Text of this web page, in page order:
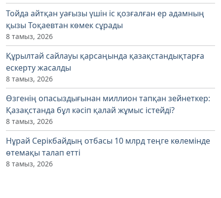
Тойда айтқан уағызы үшін іс қозғалған ер адамның
қызы Тоқаевтан көмек сұрады
8 тамыз, 2026
Құрылтай сайлауы қарсаңында қазақстандықтарға
ескерту жасалды
8 тамыз, 2026
Өзгенің опасыздығынан миллион тапқан зейнеткер:
Қазақстанда бұл кәсіп қалай жұмыс істейді?
8 тамыз, 2026
Нұрай Серікбайдың отбасы 10 млрд теңге көлемінде
өтемақы талап етті
8 тамыз, 2026